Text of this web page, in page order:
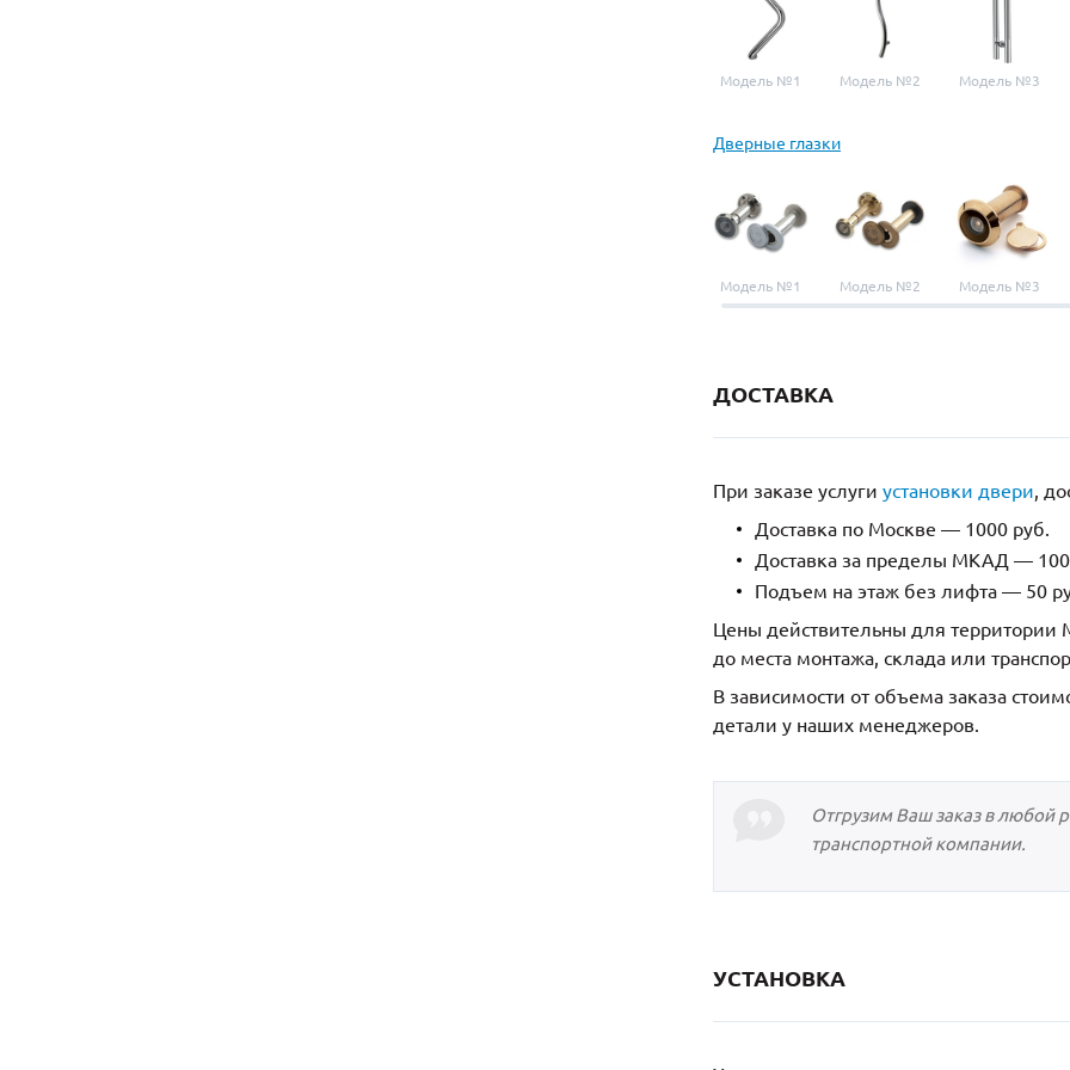
Модель №1 Модель №2 Модель №3
Дверные глазки
Модель №1 Модель №2 Модель №3
ДОСТАВКА
При заказе услуги установки двери,
Доставка по Москве — 1000 руб.
Доставка за пределы МКАД —
Подъем на этаж без лифта — 50
Цены действительны для территории
до места монтажа, склада или
В зависимости от объема заказа
детали у наших менеджеров.
Отгрузим Ваш заказ в любой
транспортной компании.
УСТАНОВКА